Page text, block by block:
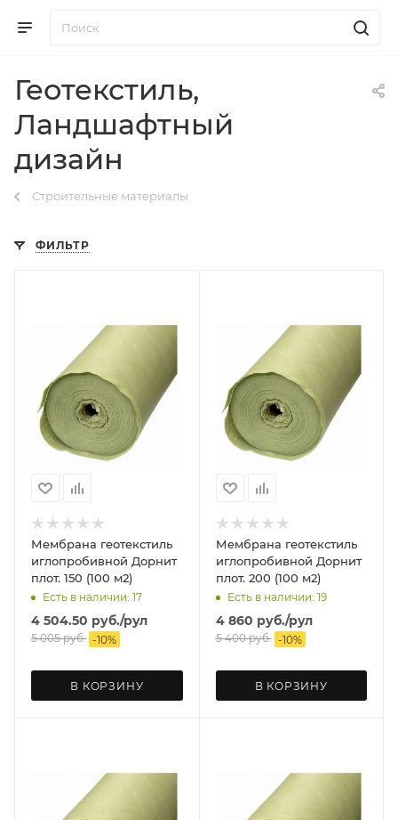
Геотекстиль,
Ландшафтный
дизайн
Строительные материалы
ФИЛЬТР
Мембрана геотекстиль
иглопробивной Дорнит
плот. 150 (100 м2)
Есть в наличии: 17
4 504.50 руб./рул
5 005руб. -10%
В КОРЗИНУ
Мембрана геотекстиль
иглопробивной Дорнит
плот. 200 (100 м2)
Есть в наличии: 19
4 860 руб./рул
5 400руб. -10%
В КОРЗИНУ